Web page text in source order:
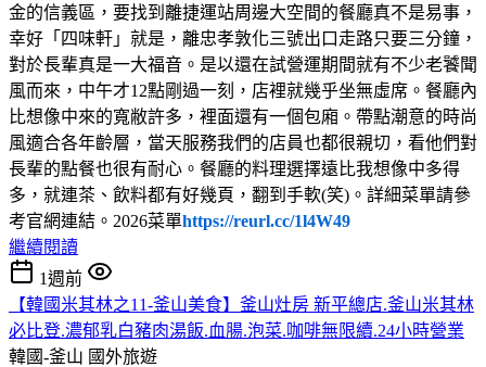
金的信義區，要找到離捷運站周邊大空間的餐廳真不是易事，
幸好「四味軒」就是，離忠孝敦化三號出口走路只要三分鐘，
對於長輩真是一大福音。是以還在試營運期間就有不少老饕聞
風而來，中午才12點剛過一刻，店裡就幾乎坐無虛席。餐廳內
比想像中來的寬敝許多，裡面還有一個包廂。帶點潮意的時尚
風適合各年齡層，當天服務我們的店員也都很親切，看他們對
長輩的點餐也很有耐心。餐廳的料理選擇遠比我想像中多得
多，就連茶、飲料都有好幾頁，翻到手軟(笑)。詳細菜單請參
考官網連結。2026菜單https://reurl.cc/1l4W49
繼續閱讀
1週前
【韓國米其林之11-釜山美食】釜山灶房 新平總店.釜山米其林
必比登.濃郁乳白豬肉湯飯.血腸.泡菜.咖啡無限續.24小時營業
韓國-釜山 國外旅遊